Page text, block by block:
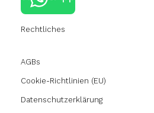
Rechtliches
AGBs
Cookie-Richtlinien (EU)
Datenschutzerklärung